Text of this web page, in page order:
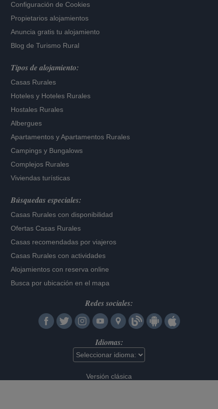
Configuración de Cookies
Propietarios alojamientos
Anuncia gratis tu alojamiento
Blog de Turismo Rural
Tipos de alojamiento:
Casas Rurales
Hoteles y Hoteles Rurales
Hostales Rurales
Albergues
Apartamentos yApartamentos Rurales
Campings y Bungalows
Complejos Rurales
Viviendas turísticas
Búsquedas especiales:
Casas Rurales con disponibilidad
Ofertas Casas Rurales
Casas recomendadas por viajeros
Casas Rurales con actividades
Alojamientos con reserva online
Busca por ubicación en el mapa
Redes sociales:
Idiomas:
Versión clásica